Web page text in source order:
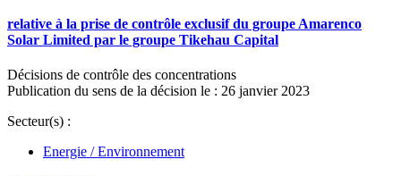
relative à la prise de contrôle exclusif du groupe Amarenco
Solar Limited par le groupe Tikehau Capital
Décisions de contrôle des concentrations
Publication du sens de la décision le : 26 janvier 2023
Secteur(s) :
Energie / Environnement